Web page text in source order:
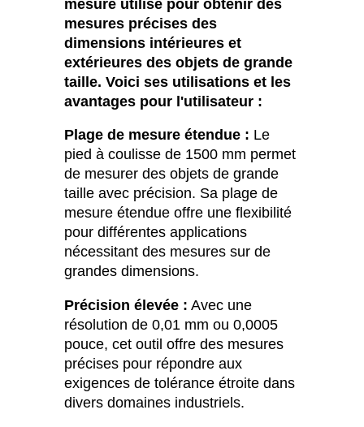
mesure utilisé pour obtenir des
mesures précises des
dimensions intérieures et
extérieures des objets de grande
taille. Voici ses utilisations et les
avantages pour l'utilisateur :
Plage de mesure étendue : Le
pied à coulisse de 1500 mm permet
de mesurer des objets de grande
taille avec précision. Sa plage de
mesure étendue offre une flexibilité
pour différentes applications
nécessitant des mesures sur de
grandes dimensions.
Précision élevée : Avec une
résolution de 0,01 mm ou 0,0005
pouce, cet outil offre des mesures
précises pour répondre aux
exigences de tolérance étroite dans
divers domaines industriels.